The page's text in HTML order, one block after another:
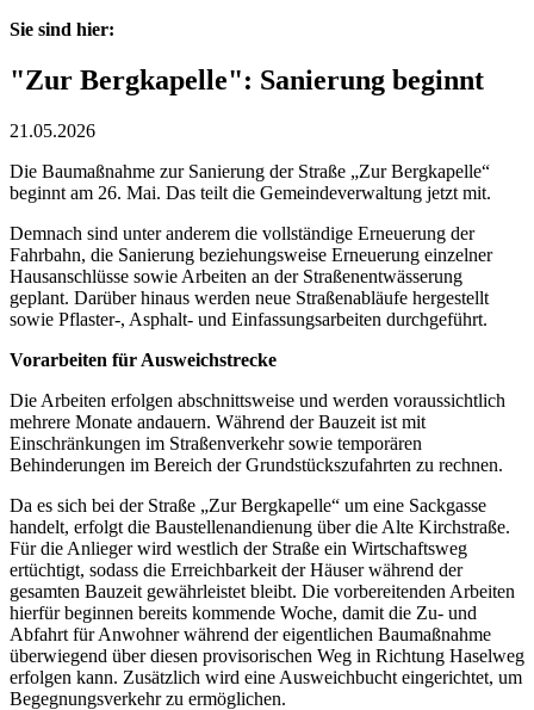
Sie sind hier:
"Zur Bergkapelle": Sanierung beginnt
21.05.2026
Die Baumaßnahme zur Sanierung der Straße „Zur Bergkapelle“
beginnt am 26. Mai. Das teilt die Gemeindeverwaltung jetzt mit.
Demnach sind unter anderem die vollständige Erneuerung der
Fahrbahn, die Sanierung beziehungsweise Erneuerung einzelner
Hausanschlüsse sowie Arbeiten an der Straßenentwässerung
geplant. Darüber hinaus werden neue Straßenabläufe hergestellt
sowie Pflaster-, Asphalt- und Einfassungsarbeiten durchgeführt.
Vorarbeiten für Ausweichstrecke
Die Arbeiten erfolgen abschnittsweise und werden voraussichtlich
mehrere Monate andauern. Während der Bauzeit ist mit
Einschränkungen im Straßenverkehr sowie temporären
Behinderungen im Bereich der Grundstückszufahrten zu rechnen.
Da es sich bei der Straße „Zur Bergkapelle“ um eine Sackgasse
handelt, erfolgt die Baustellenandienung über die Alte Kirchstraße.
Für die Anlieger wird westlich der Straße ein Wirtschaftsweg
ertüchtigt, sodass die Erreichbarkeit der Häuser während der
gesamten Bauzeit gewährleistet bleibt. Die vorbereitenden Arbeiten
hierfür beginnen bereits kommende Woche, damit die Zu- und
Abfahrt für Anwohner während der eigentlichen Baumaßnahme
überwiegend über diesen provisorischen Weg in Richtung Haselweg
erfolgen kann. Zusätzlich wird eine Ausweichbucht eingerichtet, um
Begegnungsverkehr zu ermöglichen.